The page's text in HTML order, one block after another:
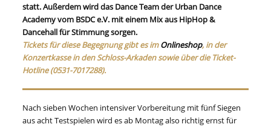
statt. Außerdem wird das Dance Team der Urban Dance
Academy vom BSDC e.V. mit einem Mix aus HipHop &
Dancehall für Stimmung sorgen.
Tickets für diese Begegnung gibt es imOnlineshop, in der
Konzertkasse in den Schloss-Arkaden sowie über die Ticket-
Hotline (0531-7017288).
Nach sieben Wochen intensiver Vorbereitung mit fünf Siegen
aus acht Testspielen wird es ab Montag also richtig ernst für